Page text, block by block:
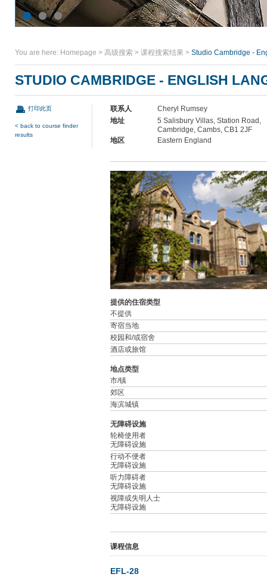
You are here: Homepage > 高级搜索 > 课程搜索结果 > Studio Cambridge -
STUDIO CAMBRIDGE - ENGLISH
打印此页
< back to course finder
results
联系人
Cheryl Rumsey
地址
5 Salisbury Villas, Station Road,
Cambridge, Cambs, CB1 2JF
地区
Eastern England
提供的住宿类型
不提供
寄宿当地
校园和/或宿舍
酒店或旅馆
地点类型
市/镇
郊区
海滨城镇
无障碍设施
轮椅使用者
无障碍设施
行动不便者
无障碍设施
听力障碍者
无障碍设施
视障或失明人士
无障碍设施
课程信息
EFL-28